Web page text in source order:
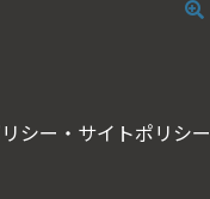
シー・サイトポリシー